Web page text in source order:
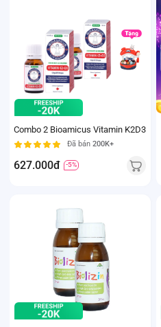
Combo 2 Bioamicus Vitamin K2D3
Đã bán 200K+
627.000đ -5%